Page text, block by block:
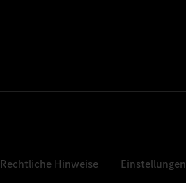
Rechtliche Hinweise Einstellungen